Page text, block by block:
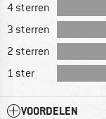
4 sterren
3 sterren
2 sterren
1 ster
VOORDELEN